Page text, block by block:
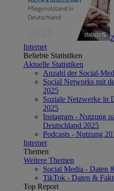
Internet
Beliebte Statistiken
Aktuelle Statistiken
Anzahl der Social-
Social Networks mit
2025
Soziale Netzwerke in
2025
Instagram - Nutzung
Deutschland 2025
Podcasts - Nutzung
Internet
Themen
Weitere Themen
Social Media - Daten
TikTok - Daten &
Top Report